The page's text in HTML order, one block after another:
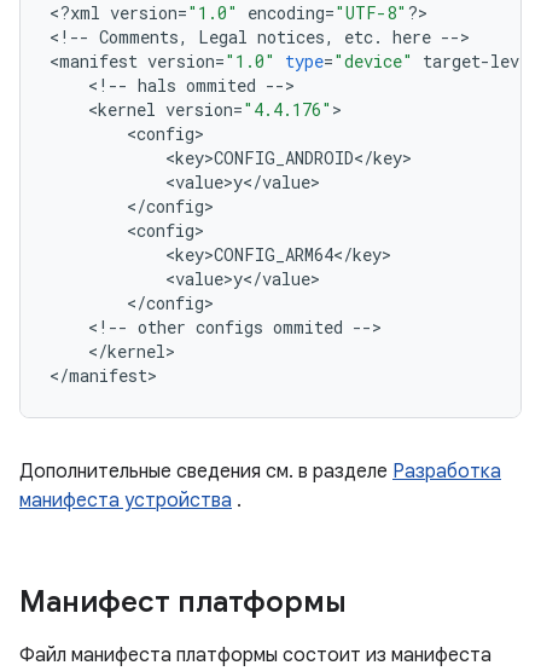
<?xml version="1.0" encoding="UTF-8" ?>
< ! -- Comments, Legal notices, etc. here -->
<manifest version="1.0" type="device" target-level
< ! -- hals ommited -->
<kernel version="4.4.176" >
<config>
<key>CONFIG_ANDROID</key>
<value>y</value>
</config>
<config>
<key>CONFIG_ARM64</key>
<value>y</value>
</config>
< ! -- other configs ommited -->
</kernel>
</manifest>
Дополнительные сведения см. в разделе Разработка
манифеста устройства .
Манифест платформы
Файл манифеста платформы состоит из манифеста